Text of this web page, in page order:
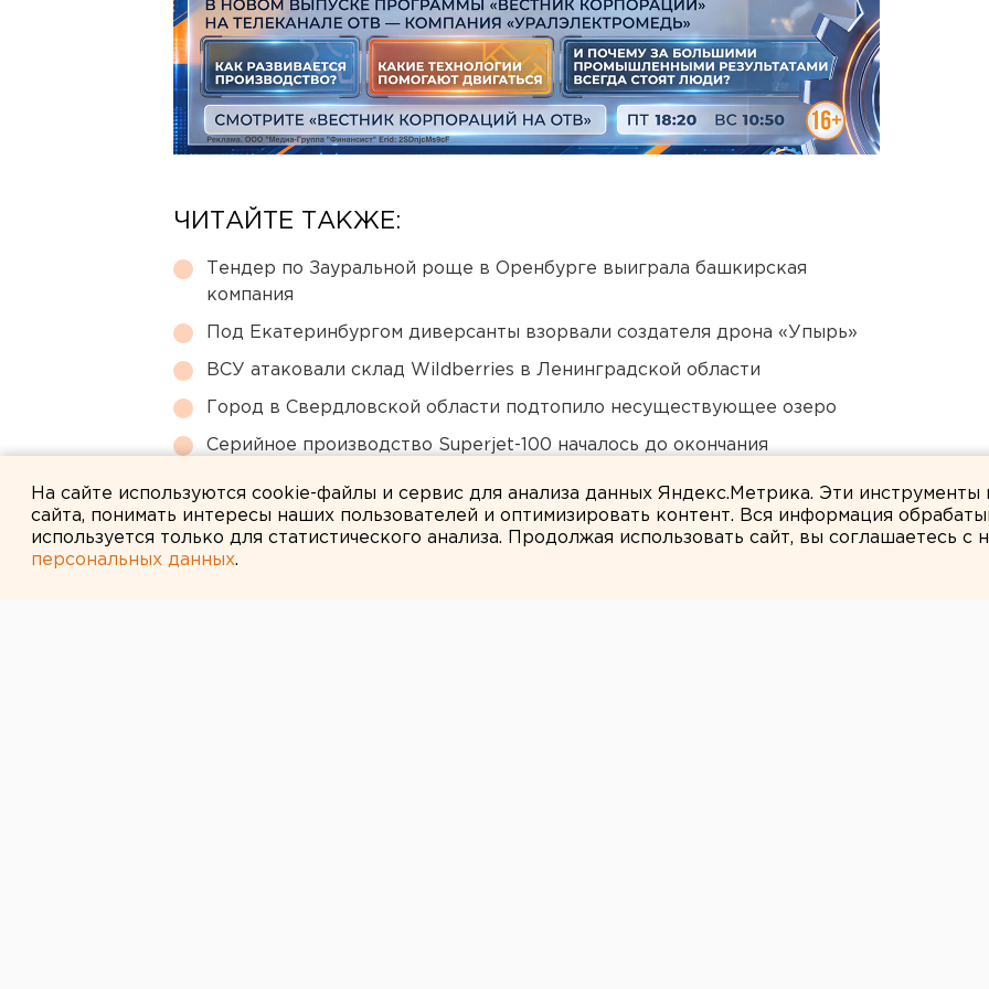
ЧИТАЙТЕ ТАКЖЕ:
Тендер по Зауральной роще в Оренбурге выиграла башкирская
компания
Под Екатеринбургом диверсанты взорвали создателя дрона «Упырь»
ВСУ атаковали склад Wildberries в Ленинградской области
Город в Свердловской области подтопило несуществующее озеро
Серийное производство Superjet-100 началось до окончания
На сайте используются cookie-файлы и сервис для анализа данных Яндекс.Метрика. Эти инструменты
сайта, понимать интересы наших пользователей и оптимизировать контент. Вся информация
используется только для статистического анализа. Продолжая использовать сайт, вы соглашаетесь с
персональных данных.